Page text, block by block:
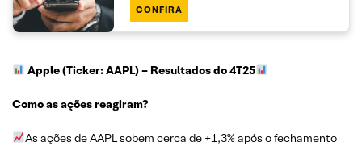
CONFIRA
Apple (Ticker: AAPL)– Resultados do 4T25
Como as ações reagiram?
As ações de AAPL sobem cerca de +1,3% após o fechamento